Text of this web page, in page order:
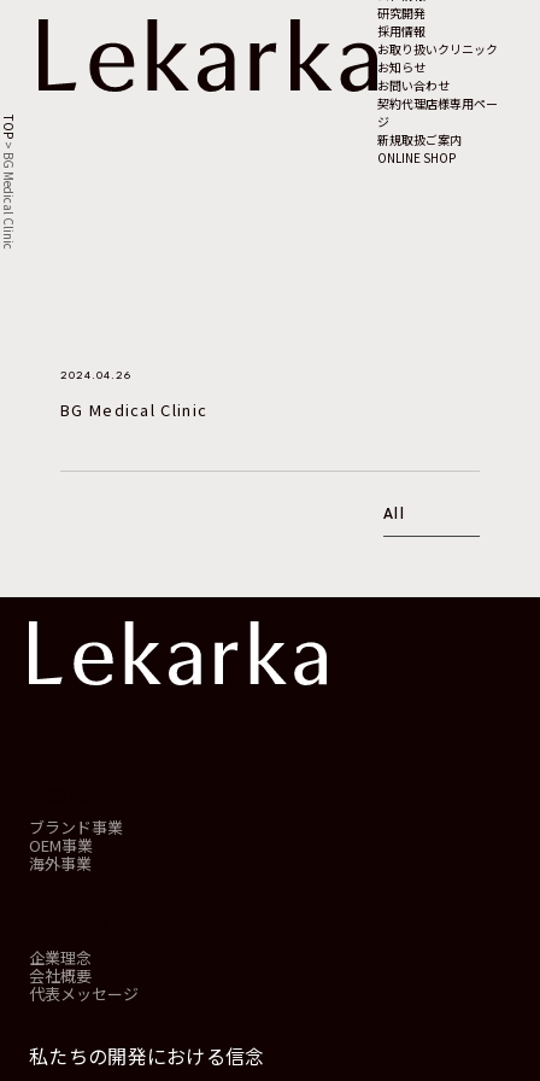
研究開発
採用情報
お取り扱いクリニック
お知らせ
お問い合わせ
契約代理店様専用ペー
ジ
新規取扱ご案内
ONLINE SHOP
TOP
>
BG Medical Clinic
2024.04.26
BG Medical Clinic
All
ブランド事業
OEM事業
海外事業
企業理念
会社概要
代表メッセージ
私たちの開発における信念